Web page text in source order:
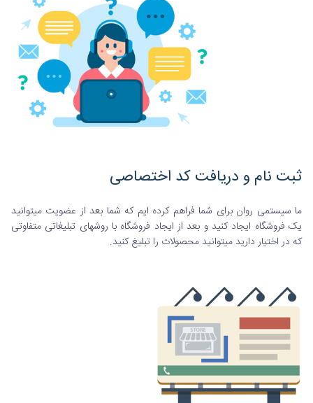
ثبت نام و دریافت کد اختصاصی
ما سیستمی روان برای شما فراهم کرده ایم که شما بعد از عضویت میتوانید
یک فروشگاه ایجاد کنید و بعد از ایجاد فروشگاه با روشهای تبلیغاتی متفاوتی
که در اختیار دارید میتوانید محصولات را تبلیغ کنید.